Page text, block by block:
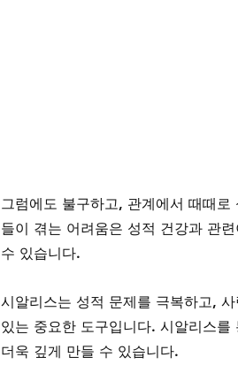
그럼에도 불구하고, 관계에서 때때
들이 겪는 어려움은 성적 건강과 관
수 있습니다.
시알리스는 성적 문제를 극복하고,
있는 중요한 도구입니다. 시알리스
더욱 깊게 만들 수 있습니다.